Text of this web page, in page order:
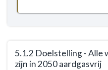
5.1.2 Doelstelling - Alle
zijn in 2050 aardgasvrij